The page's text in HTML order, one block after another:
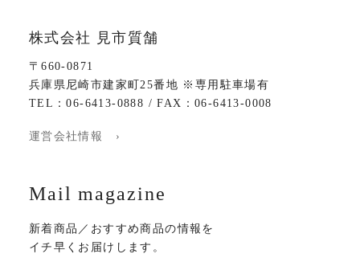
株式会社 見市質舗
〒660-0871
兵庫県尼崎市建家町25番地 ※専用駐車場有
TEL：06-6413-0888 / FAX：06-6413-0008
運営会社情報 ›
Mail magazine
新着商品／おすすめ商品の情報を
イチ早くお届けします。